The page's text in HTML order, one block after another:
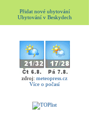
Přidat nové ubytování
Ubytování v Beskydech
zdroj: meteopress.cz
Více o počasí